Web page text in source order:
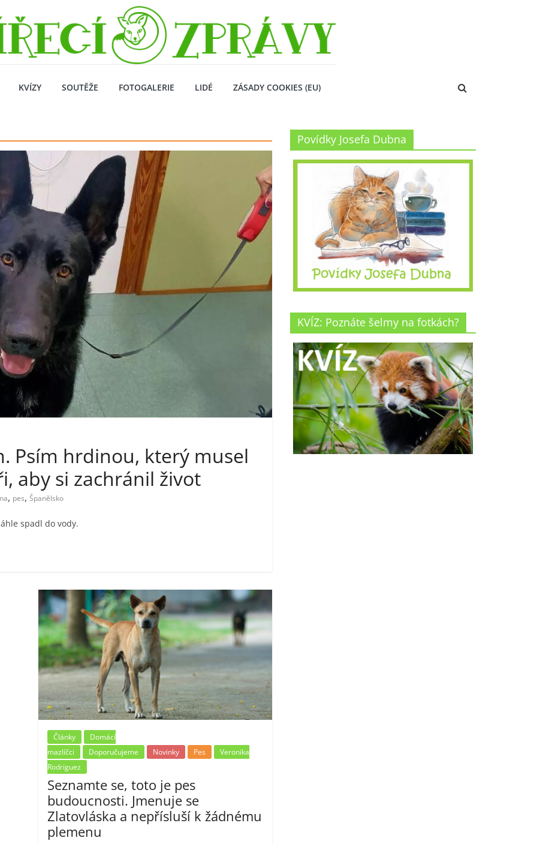
KVÍZY SOUTĚŽE FOTOGALERIE LIDÉ ZÁSADY COOKIES (EU)
Psím hrdinou, který musel
aby si zachránil život
, pes, Španělsko
spadl do vody.
Články
Domácí
mazlíčci
Doporučujeme Novinky Pes
Veronika
Rodriguez
Seznamte se, toto je pes
budoucnosti. Jmenuje se
Zlatovláska a nepřísluší k žádnému
plemenu
Povídky Josefa Dubna
KVÍZ: Poznáte šelmy na fotkách?